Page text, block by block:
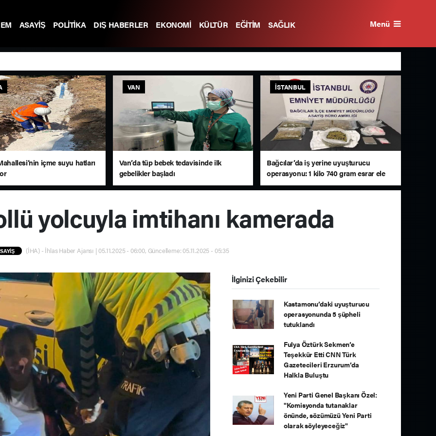
ASAYİŞ POLİTİKA DIŞ HABERLER EKONOMİ KÜLTÜR EĞİTİM SAĞLIK Menü
içme suyu hatları
VAN
Van’da tüp bebek tedavisinde ilk
gebelikler başladı
İSTANBUL
Bağcılar’da iş yerine uyuşturucu
operasyonu: 1 kilo 740 gram esrar ele
geçirildi
yolcuyla imtihanı kamerada
(İHA) - İhlas Haber Ajansı | 05.11.2025 - 06:00, Güncelleme: 05.11.2025 - 05:35
İlginizi Çekebilir
Kastamonu’daki uyuşturucu
operasyonunda 5 şüpheli
tutuklandı
Fulya Öztürk Sekmen’e
Teşekkür Etti CNN Türk
Gazetecileri Erzurum’da
Halkla Buluştu
Yeni Parti Genel Başkanı Özel:
"Komisyonda tutanaklar
önünde, sözümüzü Yeni Parti
olarak söyleyeceğiz"